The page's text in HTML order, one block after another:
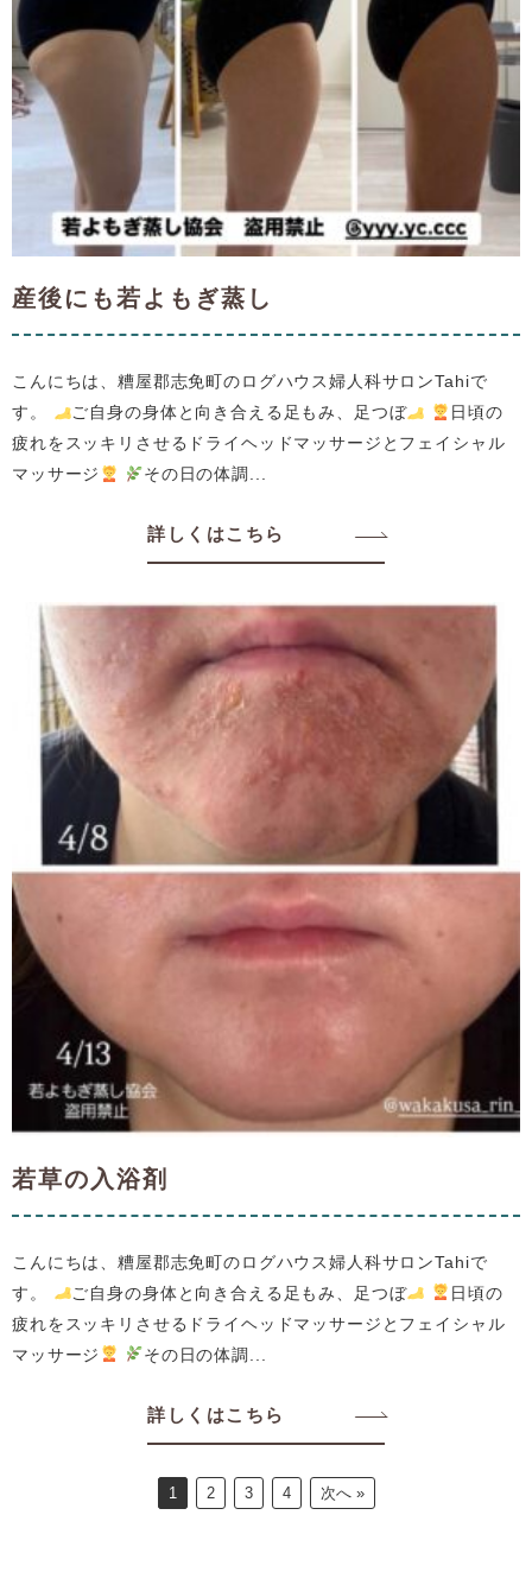
産後にも若よもぎ蒸し
こんにちは、糟屋郡志免町のログハウス婦人科サロンTahiで
す。
ご自身の身体と向き合える足もみ、足つぼ
日頃の
疲れをスッキリさせるドライヘッドマッサージとフェイシャル
マッサージ
その日の体調...
詳しくはこちら
若草の入浴剤
こんにちは、糟屋郡志免町のログハウス婦人科サロンTahiで
す。
ご自身の身体と向き合える足もみ、足つぼ
日頃の
疲れをスッキリさせるドライヘッドマッサージとフェイシャル
マッサージ
その日の体調...
詳しくはこちら
1 2 3 4 次へ »